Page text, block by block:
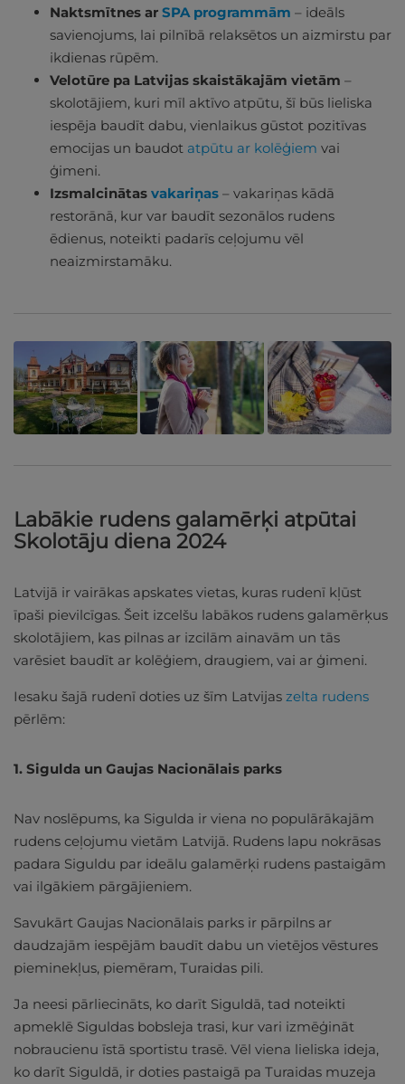
Naktsmītnes ar SPA programmām – ideāls
savienojums, lai pilnībā relaksētos un aizmirstu par
ikdienas rūpēm.
Velotūre pa Latvijas skaistākajām vietām –
skolotājiem, kuri mīl aktīvo atpūtu, šī būs lieliska
iespēja baudīt dabu, vienlaikus gūstot pozitīvas
emocijas un baudot atpūtu ar kolēģiem vai
ģimeni.
Izsmalcinātas vakariņas – vakariņas kādā
restorānā, kur var baudīt sezonālos rudens
ēdienus, noteikti padarīs ceļojumu vēl
neaizmirstamāku.
Labākie rudens galamērķi atpūtai
Skolotāju diena 2024
Latvijā ir vairākas apskates vietas, kuras rudenī kļūst
īpaši pievilcīgas. Šeit izcelšu labākos rudens galamērķus
skolotājiem, kas pilnas ar izcilām ainavām un tās
varēsiet baudīt ar kolēģiem, draugiem, vai ar ģimeni.
Iesaku šajā rudenī doties uz šīm Latvijas zelta rudens
pērlēm:
1. Sigulda un Gaujas Nacionālais parks
Nav noslēpums, ka Sigulda ir viena no populārākajām
rudens ceļojumu vietām Latvijā. Rudens lapu nokrāsas
padara Siguldu par ideālu galamērķi rudens pastaigām
vai ilgākiem pārgājieniem.
Savukārt Gaujas Nacionālais parks ir pārpilns ar
daudzajām iespējām baudīt dabu un vietējos vēstures
pieminekļus, piemēram, Turaidas pili.
Ja neesi pārliecināts, ko darīt Siguldā, tad noteikti
apmeklē Siguldas bobsleja trasi, kur vari izmēģināt
nobraucienu īstā sportistu trasē. Vēl viena lieliska ideja,
ko darīt Siguldā, ir doties pastaigā pa Turaidas muzeja